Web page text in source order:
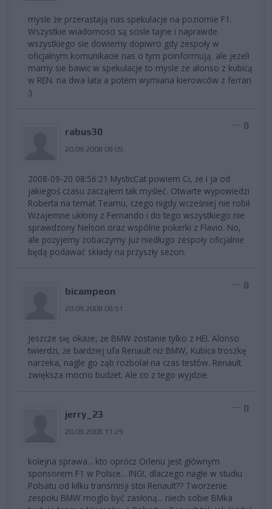
mysle że przerastają nas spekulacje na poziomie F1.
Wszystkie wiadomosci są scisle tajne i naprawde
wszystkiego sie dowiemy dopiwro gdy zespoły w
oficjalnym komunikacie nas o tym poinformują. ale jezeli
mamy sie bawic w spekulacje to mysle ze alonso z kubicą
w REN. na dwa lata a potem wymiana kierowców z ferrari
:)
rabus30
20.09.2008 09:05
0
2008-09-20 08:56:21 MysticCat powiem Ci, że i ja od
jakiegoś czasu zacząłem tak myśleć. Otwarte wypowiedzi
Roberta na temat Teamu, czego nigdy wcześniej nie robił.
Wzajemne ukłony z Fernando i do tego wszystkiego nie
sprawdzony Nelson oraz wspólne pokerki z Flavio. No,
ale pożyjemy zobaczymy już niedługo zespoły oficjalnie
będą podawać składy na przyszły sezon.
bicampeon
20.09.2008 09:51
0
Jeszcze się okaże, że BMW zostanie tylko z HEI. Alonso
twierdzi, że bardziej ufa Renault niż BMW, Kubica troszkę
narzeka, nagle go ząb rozbolał na czas testów. Renault
zwiększa mocno budżet. Ale co z tego wyjdzie.
jerry_23
20.09.2008 11:29
0
kolejna sprawa... kto oprócz Orlenu jest głównym
sponsorem F1 w Polsce... ING!, dlaczego nagle w studiu
Polsatu od kilku transmisji stoi Renault?? Tworzenie
zespołu BMW moglo być zasłoną... niech sobie BMka